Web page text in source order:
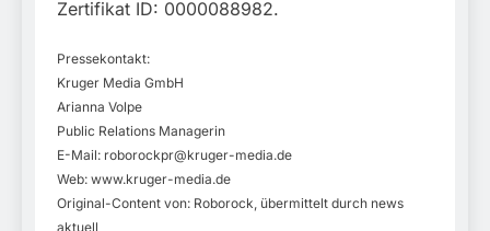
Zertifikat ID: 0000088982.
Pressekontakt:
Kruger Media GmbH
Arianna Volpe
Public Relations Managerin
E-Mail: roborockpr@kruger-media.de
Web: www.kruger-media.de
Original-Content von: Roborock, übermittelt durch news
aktuell